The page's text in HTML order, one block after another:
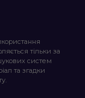
тільки за
систем
та згадки